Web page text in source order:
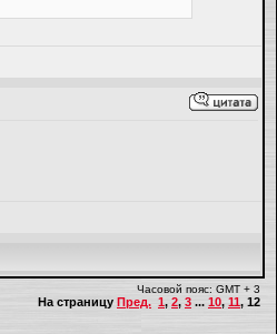
Часовой пояс: GMT + 3
На страницу Пред. 1, 2, 3 ... 10, 11, 12